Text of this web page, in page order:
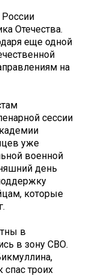
Отечества.
еще одной
на
сессии
уже
военной
день
которые
в
в зону СВО.
спас троих